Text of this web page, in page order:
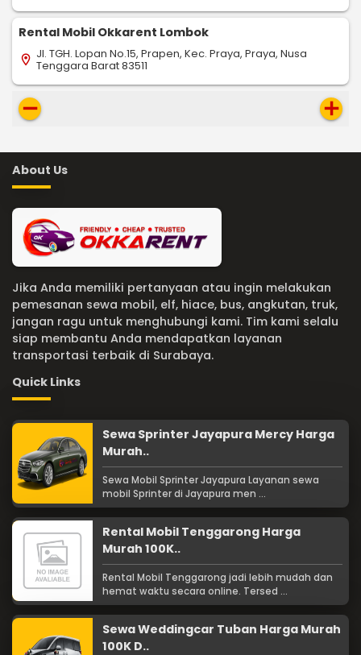
Rental Mobil Okkarent Lombok
location_on Jl. TGH. Lopan No.15, Prapen, Kec. Praya, Praya, Nusa
Tenggara Barat 83511
remove add
About Us
Jika Anda memiliki pertanyaan atau ingin melakukan
pemesanan sewa mobil, elf, hiace, bus, angkutan, truk,
jangan ragu untuk menghubungi kami. Tim kami selalu
siap membantu Anda mendapatkan layanan
transportasi terbaik di Surabaya.
Quick Links
Sewa Sprinter Jayapura Mercy Harga
Murah..
Sewa Mobil Sprinter Jayapura Layanan sewa
mobil Sprinter di Jayapura men ...
Rental Mobil Tenggarong Harga
Murah 100K..
Rental Mobil Tenggarong jadi lebih mudah dan
hemat waktu secara online. Tersed ...
Sewa Weddingcar Tuban Harga Murah
100K D..